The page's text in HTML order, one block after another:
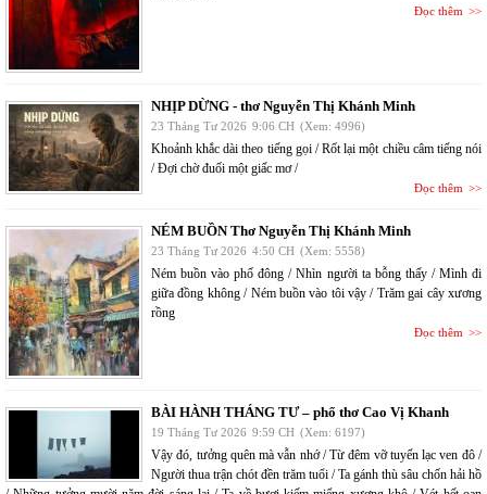
Đọc thêm
NHỊP DỪNG - thơ Nguyễn Thị Khánh Minh
23 Tháng Tư 2026 9:06 CH (Xem: 4996)
Khoảnh khắc dài theo tiếng gọi / Rốt lại một chiều câm tiếng nói
/ Đợi chờ đuối một giấc mơ /
Đọc thêm
NÉM BUỒN Thơ Nguyễn Thị Khánh Minh
23 Tháng Tư 2026 4:50 CH (Xem: 5558)
Ném buồn vào phố đông / Nhìn người ta bỗng thấy / Mình đi
giữa đồng không / Ném buồn vào tôi vậy / Trăm gai cây xương
rồng
Đọc thêm
BÀI HÀNH THÁNG TƯ – phổ thơ Cao Vị Khanh
19 Tháng Tư 2026 9:59 CH (Xem: 6197)
Vậy đó, tưởng quên mà vẫn nhớ / Từ đêm vỡ tuyến lạc ven đô /
Người thua trận chót đền trăm tuổi / Ta gánh thù sâu chốn hải hồ